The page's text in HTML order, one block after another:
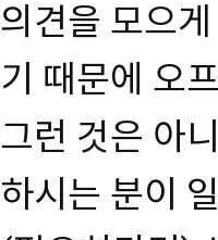
의견을 모으
기 때문에 오
그런 것은 아
하시는 분이